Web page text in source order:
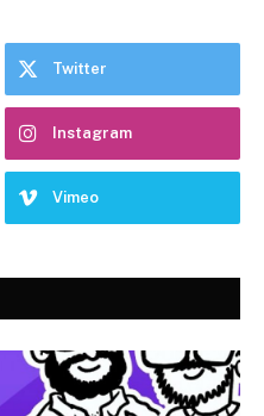
Twitter
Instagram
Vimeo